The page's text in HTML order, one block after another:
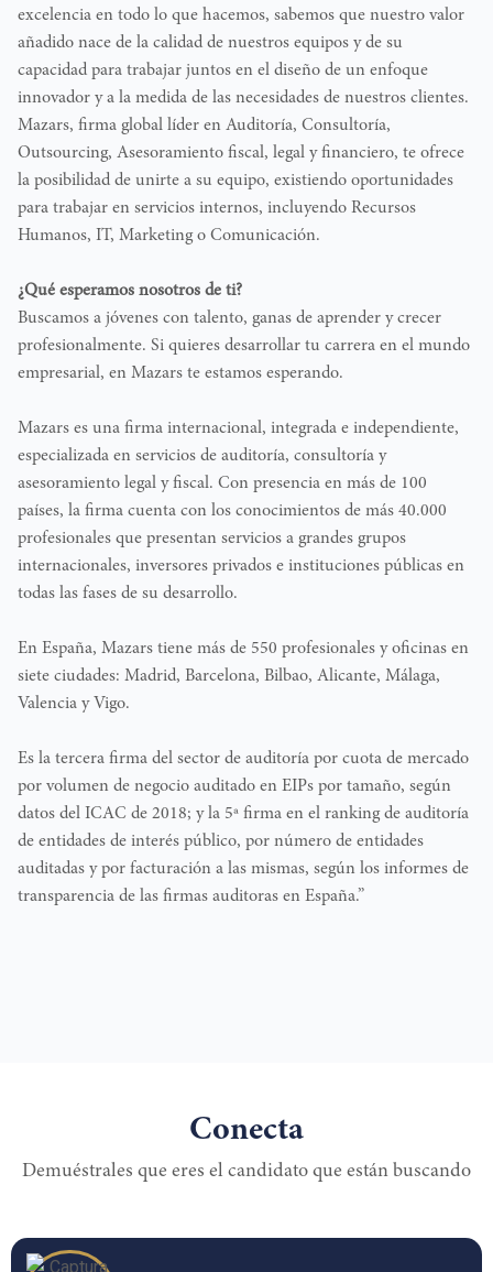
excelencia en todo lo que hacemos, sabemos que nuestro valor
añadido nace de la calidad de nuestros equipos y de su
capacidad para trabajar juntos en el diseño de un enfoque
innovador y a la medida de las necesidades de nuestros clientes.
Mazars, firma global líder en Auditoría, Consultoría,
Outsourcing, Asesoramiento fiscal, legal y financiero, te ofrece
la posibilidad de unirte a su equipo, existiendo oportunidades
para trabajar en servicios internos, incluyendo Recursos
Humanos, IT, Marketing o Comunicación.
¿Qué esperamos nosotros de ti?
Buscamos a jóvenes con talento, ganas de aprender y crecer
profesionalmente. Si quieres desarrollar tu carrera en el mundo
empresarial, en Mazars te estamos esperando.
Mazars es una firma internacional, integrada e independiente,
especializada en servicios de auditoría, consultoría y
asesoramiento legal y fiscal. Con presencia en más de 100
países, la firma cuenta con los conocimientos de más 40.000
profesionales que presentan servicios a grandes grupos
internacionales, inversores privados e instituciones públicas en
todas las fases de su desarrollo.
En España, Mazars tiene más de 550 profesionales y oficinas en
siete ciudades: Madrid, Barcelona, Bilbao, Alicante, Málaga,
Valencia y Vigo.
Es la tercera firma del sector de auditoría por cuota de mercado
por volumen de negocio auditado en EIPs por tamaño, según
datos del ICAC de 2018; y la 5ª firma en el ranking de auditoría
de entidades de interés público, por número de entidades
auditadas y por facturación a las mismas, según los informes de
transparencia de las firmas auditoras en España.”
Conecta
Demuéstrales que eres el candidato que están buscando